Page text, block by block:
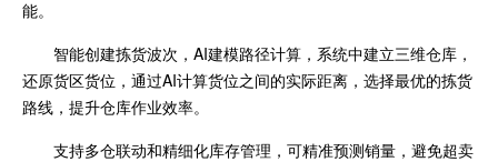
能。
智能创建拣货波次，AI建模路径计算，系统中建立三维仓库，
还原货区货位，通过AI计算货位之间的实际距离，选择最优的拣货
路线，提升仓库作业效率。
支持多仓联动和精细化库存管理，可精准预测销量，避免超卖